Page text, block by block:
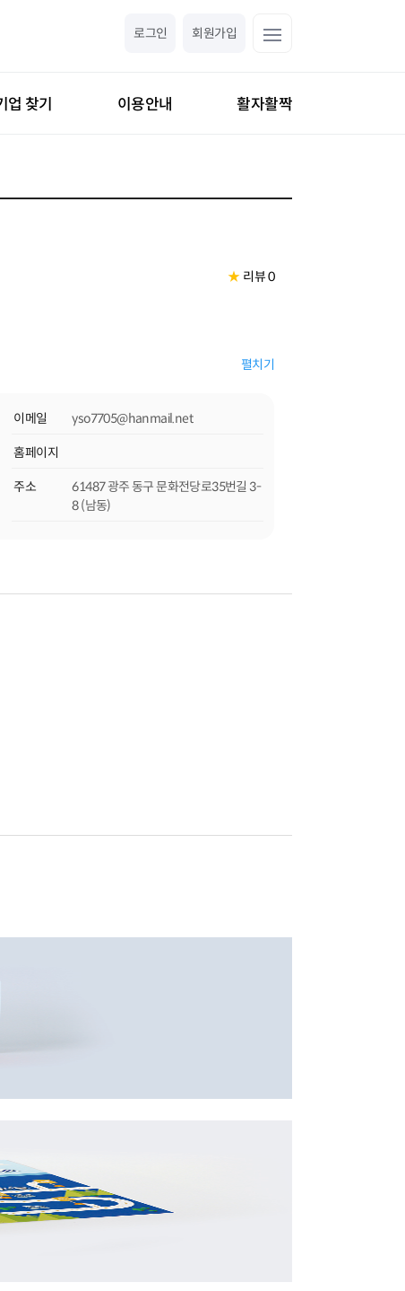
로그인 회원가입
업 찾기 이용안내 활자활짝
★ 리뷰 0
펼치기
이메일 yso7705@hanmail.net
홈페이지
주소
61487 광주 동구 문화전당로35번길 3-
8 (남동)